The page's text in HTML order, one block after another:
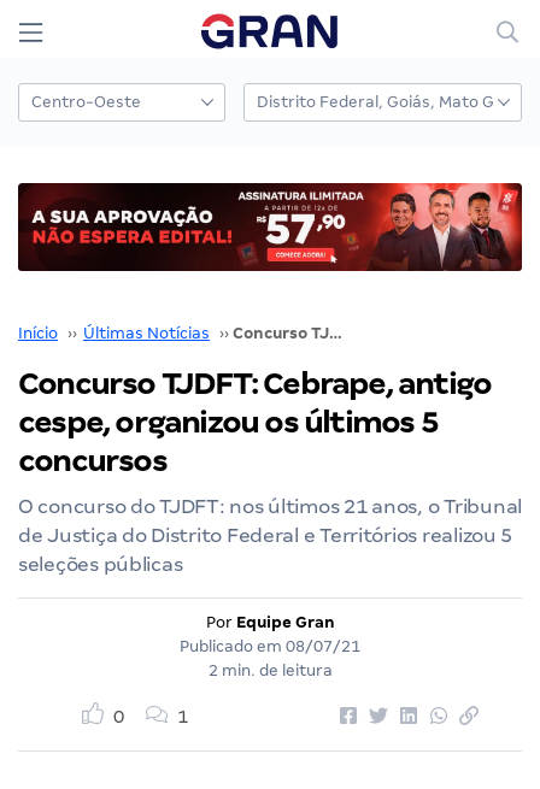
Início ›› Últimas Notícias ›› Concurso TJDFT: Cebrape, antigo cespe, organizou os últimos 5 concursos
Concurso TJDFT: Cebrape, antigo
cespe, organizou os últimos 5
concursos
O concurso do TJDFT: nos últimos 21 anos, o Tribunal
de Justiça do Distrito Federal e Territórios realizou 5
seleções públicas
Por Equipe Gran
Publicado em 08/07/21
2 min. de leitura
0 1